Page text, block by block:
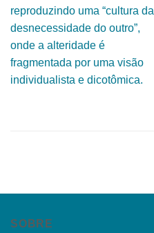
reproduzindo uma “cultura da
desnecessidade do outro”,
onde a alteridade é
fragmentada por uma visão
individualista e dicotômica.
SOBRE